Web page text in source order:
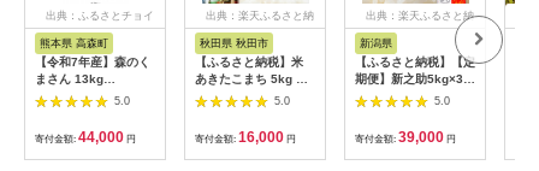
出典：ふるさとチョイ
熊本県 高森町
【令和7年産】森のく
まさん 13kg
(6.5kg×2袋) 【2025
年10月上旬より順次
発送開始】 ブレンド
米 お米 白米 米 おす
すめ 人気 ランキング
5.0
寄付金額: 44,000 円
出典：楽天ふるさと納
秋田県 秋田市
【ふるさと納税】米
あきたこまち 5kg 令
和7年産 白米 田口商
店 農家直送 秋田県産
[米 あきたこまち 白米
秋田県産]
5.0
寄付金額: 16,000 円
出典：楽天ふるさと納
新潟県
【ふるさと納税】【定
期便】新之助5kg×3ヶ
月連続お届け 米 お
米 新潟 新潟県 | お
米 こめ 白米 食品 人
気 おすすめ 送料無料
5.0
寄付金額: 39,000 円